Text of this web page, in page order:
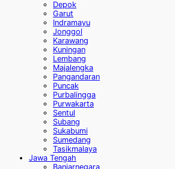
Depok
Garut
Indramayu
Jonggol
Karawang
Kuningan
Lembang
Majalengka
Pangandaran
Puncak
Purbalingga
Purwakarta
Sentul
Subang
Sukabumi
Sumedang
Tasikmalaya
Jawa Tengah
Banjarnegara